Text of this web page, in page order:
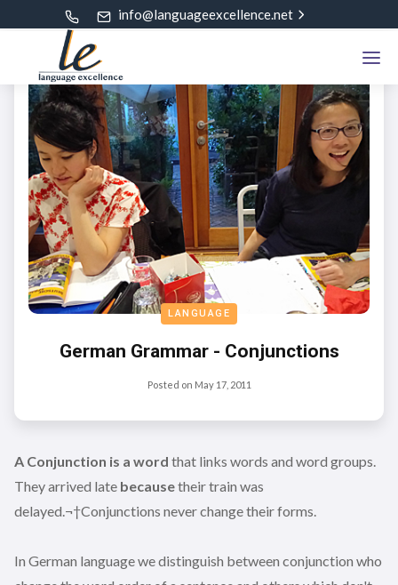
info@languageexcellence.net
LANGUAGE
German Grammar - Conjunctions
Posted on May 17, 2011
A Conjunction is a word that links words and word groups.
They arrived late becausetheir train was
delayed.¬†Conjunctions never change their forms.
In German language we distinguish between conjunction who